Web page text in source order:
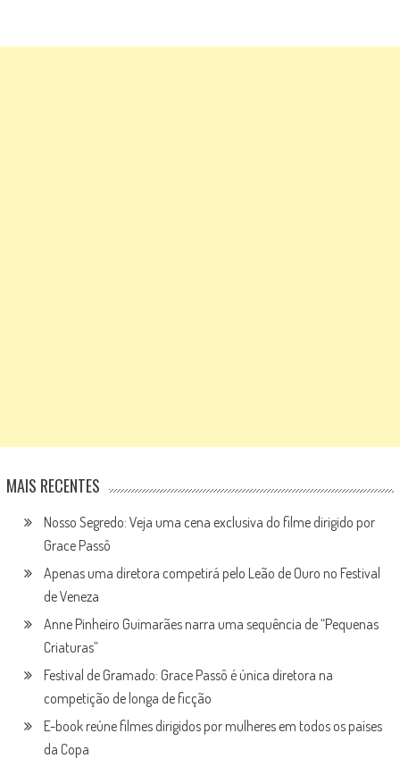
MAIS RECENTES
Nosso Segredo: Veja uma cena exclusiva do filme dirigido por
Grace Passô
Apenas uma diretora competirá pelo Leão de Ouro no Festival
de Veneza
Anne Pinheiro Guimarães narra uma sequência de “Pequenas
Criaturas”
Festival de Gramado: Grace Passô é única diretora na
competição de longa de ficção
E-book reúne filmes dirigidos por mulheres em todos os países
da Copa